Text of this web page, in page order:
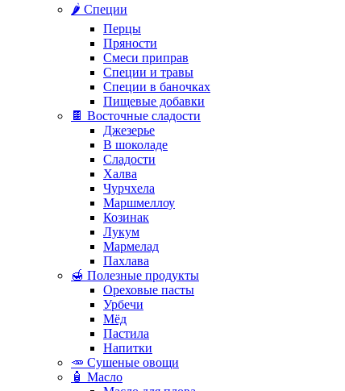
🌶️ Специи
Перцы
Пряности
Смеси приправ
Специи и травы
Специи в баночках
Пищевые добавки
🍫 Восточные сладости
Джезерье
В шоколаде
Сладости
Халва
Чурчхела
Маршмеллоу
Козинак
Лукум
Мармелад
Пахлава
🍯 Полезные продукты
Ореховые пасты
Урбечи
Мёд
Пастила
Напитки
🥕 Сушеные овощи
🧴 Масло